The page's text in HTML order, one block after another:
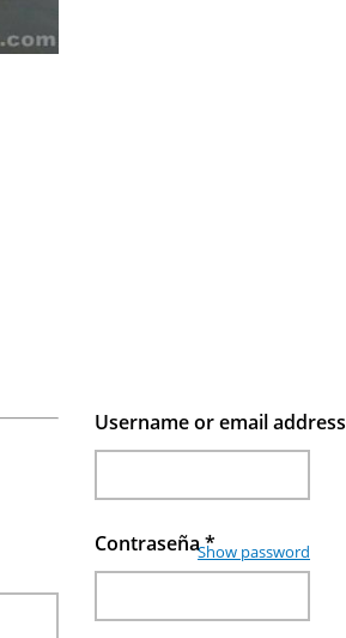
Username or email address
Contraseña*
Show password